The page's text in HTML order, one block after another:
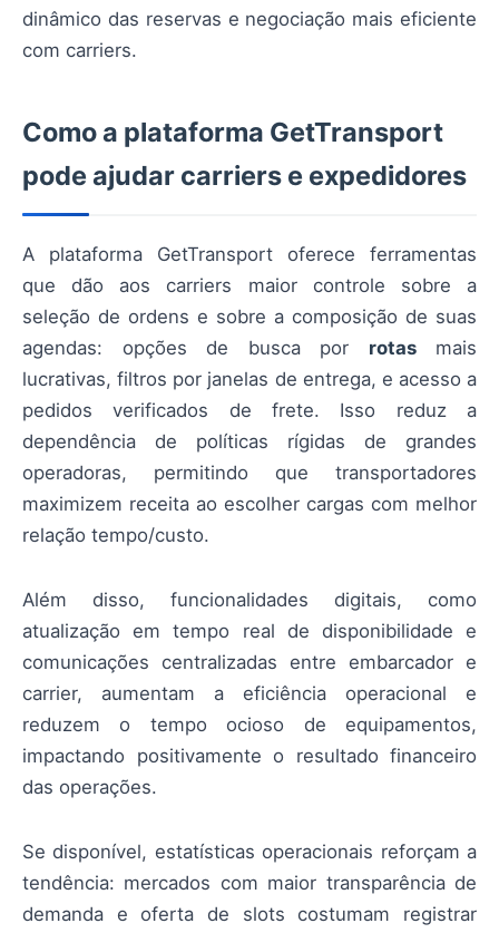
dinâmico das reservas e negociação mais eficiente
com carriers.
Como a plataforma GetTransport
pode ajudar carriers e expedidores
A plataforma GetTransport oferece ferramentas
que dão aos carriers maior controle sobre a
seleção de ordens e sobre a composição de suas
agendas: opções de busca por rotasmais
lucrativas, filtros por janelas de entrega, e acesso a
pedidos verificados de frete. Isso reduz a
dependência de políticas rígidas de grandes
operadoras, permitindo que transportadores
maximizem receita ao escolher cargas com melhor
relação tempo/custo.
Além disso, funcionalidades digitais, como
atualização em tempo real de disponibilidade e
comunicações centralizadas entre embarcador e
carrier, aumentam a eficiência operacional e
reduzem o tempo ocioso de equipamentos,
impactando positivamente o resultado financeiro
das operações.
Se disponível, estatísticas operacionais reforçam a
tendência: mercados com maior transparência de
demanda e oferta de slots costumam registrar